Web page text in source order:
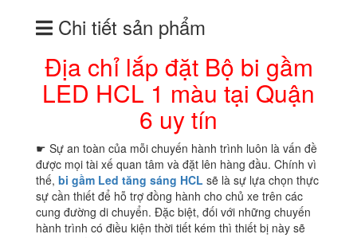
HCL
Quận
lượng
Chi tiết sản phẩm
Địa chỉ lắp đặt Bộ bi gầm
LED HCL 1 màu tại Quận
6 uy tín
☛ Sự an toàn của mỗi chuyến hành trình luôn là vấn đề
được mọi tài xế quan tâm và đặt lên hàng đầu. Chính vì
thế, bi gầm Led tăng sáng HCL sẽ là sự lựa chọn thực
sự cần thiết để hỗ trợ đồng hành cho chủ xe trên các
cung đường di chuyển. Đặc biệt, đối với những chuyến
hành trình có điều kiện thời tiết kém thì thiết bị này sẽ